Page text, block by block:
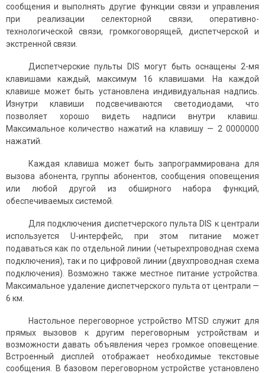
сообщения и выполнять другие функции связи и управления
при реализации селекторной связи, оперативно-
технологической связи, громкоговорящей, диспетчерской и
экстренной связи.
Диспетчерские пульты DIS могут быть оснащены 2-мя
клавишами каждый, максимум 16 клавишами. На каждой
клавише может быть установлена индивидуальная надпись.
Изнутри клавиши подсвечиваются светодиодами, что
позволяет хорошо видеть надписи внутри клавиш.
Максимальное количество нажатий на клавишу — 2 0000000
нажатий.
Каждая клавиша может быть запрограммирована для
вызова абонента, группы абонентов, сообщения оповещения
или любой другой из обширного набора функций,
обеспечиваемых системой.
Для подключения диспетчерского пульта DIS к централи
используется U-интерфейс, при этом питание может
подаваться как по отдельной линии (четырехпроводная схема
подключения), так и по цифровой линии (двухпроводная схема
подключения). Возможно также местное питание устройства.
Максимальное удаление диспетчерского пульта от централи —
6 км.
Настольное переговорное устройство MTSD служит для
прямых вызовов к другим переговорным устройствам и
возможности давать объявления через громкое оповещение.
Встроенный дисплей отображает необходимые текстовые
сообщения. В базовом переговорном устройстве установлено